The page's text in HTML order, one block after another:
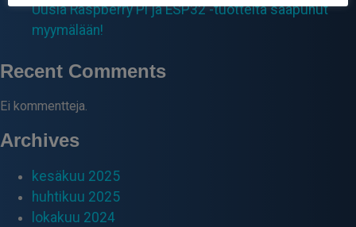
Uusia Raspberry Pi ja ESP32 -tuotteita saapunut
myymälään!
Recent Comments
Ei kommentteja.
Archives
kesäkuu 2025
huhtikuu 2025
lokakuu 2024